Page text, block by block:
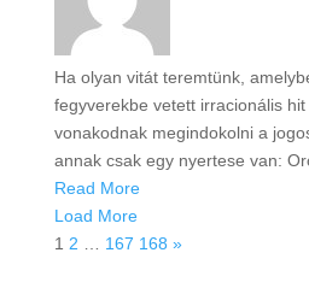
Ha olyan vitát teremtünk,
fegyverekbe vetett irracionális
vonakodnak megindokolni a
annak csak egy nyertese van:
Read More
Load More
1 2 167 168 »